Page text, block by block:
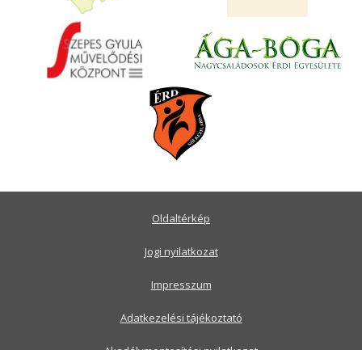
Oldaltérkép
Jogi nyilatkozat
Impresszum
Adatkezelési tájékoztató